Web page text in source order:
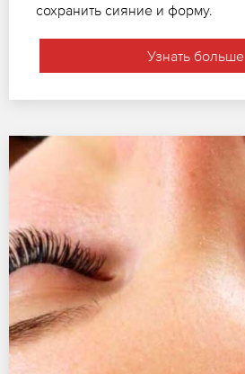
сохранить сияние и форму.
Узнать больше